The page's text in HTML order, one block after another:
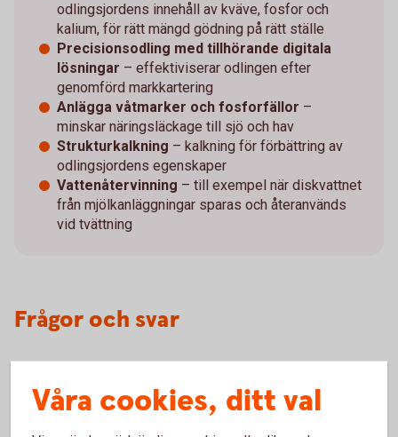
odlingsjordens innehåll av kväve, fosfor och
kalium, för rätt mängd gödning på rätt ställe
Precisionsodling med tillhörande digitala
lösningar – effektiviserar odlingen efter
genomförd markkartering
Anlägga våtmarker och fosforfällor –
minskar näringsläckage till sjö och hav
Strukturkalkning – kalkning för förbättring av
odlingsjordens egenskaper
Vattenåtervinning – till exempel när diskvattnet
från mjölkanläggningar sparas och återanvänds
vid tvättning
Frågor och svar
Varför är det viktigt att investera på ett hållbart
sätt?
Våra cookies, ditt val